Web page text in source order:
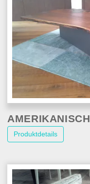
Produktdetails